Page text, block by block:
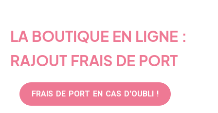
LA BOUTIQUE EN LIGNE :
RAJOUT FRAIS DE PORT
FRAIS DE PORT EN CAS D'OUBLI !